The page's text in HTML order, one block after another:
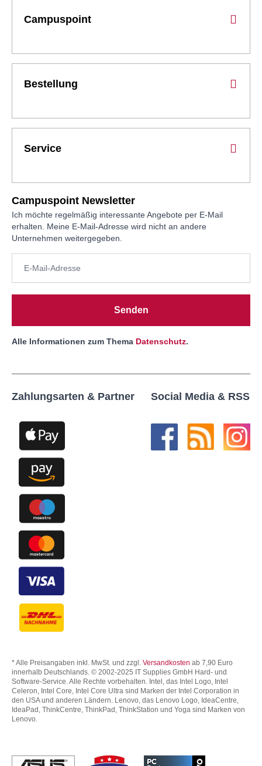
Campuspoint
Bestellung
Service
Campuspoint Newsletter
Ich möchte regelmäßig interessante Angebote per E-Mail
erhalten. Meine E-Mail-Adresse wird nicht an andere
Unternehmen weitergegeben.
Senden
Alle Informationen zum Thema Datenschutz.
Zahlungsarten & Partner Social Media & RSS
* Alle Preisangaben inkl. MwSt. und zzgl. Versandkosten ab 7,90 Euro
innerhalb Deutschlands. © 2002-2025 IT Supplies GmbH Hard- und
Software-Service. Alle Rechte vorbehalten. Intel, das Intel Logo, Intel
Celeron, Intel Core, Intel Core Ultra sind Marken der Intel Corporation in
den USA und anderen Ländern. Lenovo, das Lenovo Logo, IdeaCentre,
IdeaPad, ThinkCentre, ThinkPad, ThinkStation und Yoga sind Marken von
Lenovo.